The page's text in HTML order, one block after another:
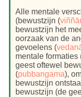
Alle mentale
(bewustzijn (
bewustzijn het
oorzaak van de
gevoelens (
mentale formaties
geest oftewel
(pubbangama),
bewustzijn
bewustzijn (de